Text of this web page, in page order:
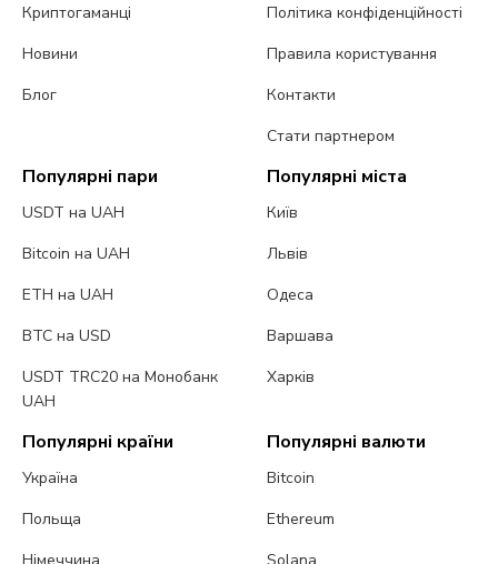
Криптогаманці
Новини
Блог
Політика конфіденційності
Правила користування
Контакти
Стати партнером
Популярні пари
USDT на UAH
Bitcoin на UAH
ETH на UAH
BTC на USD
USDT TRC20 на Монобанк
UAH
Популярні міста
Київ
Львів
Одеса
Варшава
Харків
Популярні країни
Україна
Польща
Німеччина
Популярні валюти
Bitcoin
Ethereum
Solana